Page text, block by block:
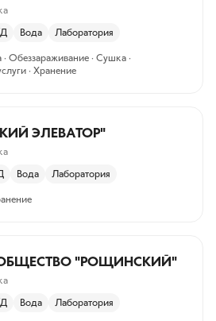
Вода Лаборатория
Обеззараживание · Сушка ·
· Хранение
ЭЛЕВАТОР"
Вода Лаборатория
"РОЩИНСКИЙ"
Вода Лаборатория